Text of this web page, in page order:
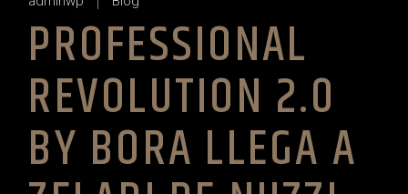
PROFESSIONAL
REVOLUTION 2.0
BY BORA LLEGA A